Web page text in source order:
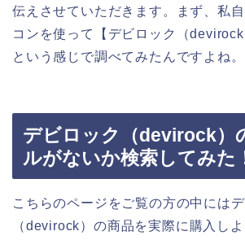
伝えさせていただきます。まず、私
コンを使って【デビロック（devirock
という感じで調べてみたんですよね。
デビロック（devirock）
ルがないか検索してみた
こちらのページをご覧の方の中には
（devirock）の商品を実際に購入し